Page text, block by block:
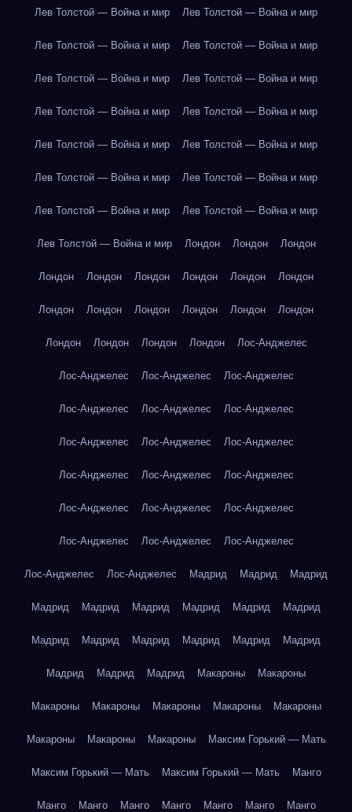
Лев Толстой — Война и мир Лев Толстой — Война и мир
Лев Толстой — Война и мир Лев Толстой — Война и мир
Лев Толстой — Война и мир Лев Толстой — Война и мир
Лев Толстой — Война и мир Лев Толстой — Война и мир
Лев Толстой — Война и мир Лев Толстой — Война и мир
Лев Толстой — Война и мир Лев Толстой — Война и мир
Лев Толстой — Война и мир Лев Толстой — Война и мир
Лев Толстой — Война и мир Лондон Лондон Лондон
Лондон Лондон Лондон Лондон Лондон Лондон
Лондон Лондон Лондон Лондон Лондон Лондон
Лондон Лондон Лондон Лондон Лос-Анджелес
Лос-Анджелес Лос-Анджелес Лос-Анджелес
Лос-Анджелес Лос-Анджелес Лос-Анджелес
Лос-Анджелес Лос-Анджелес Лос-Анджелес
Лос-Анджелес Лос-Анджелес Лос-Анджелес
Лос-Анджелес Лос-Анджелес Лос-Анджелес
Лос-Анджелес Лос-Анджелес Лос-Анджелес
Лос-Анджелес Лос-Анджелес Мадрид Мадрид Мадрид
Мадрид Мадрид Мадрид Мадрид Мадрид Мадрид
Мадрид Мадрид Мадрид Мадрид Мадрид Мадрид
Мадрид Мадрид Мадрид Макароны Макароны
Макароны Макароны Макароны Макароны Макароны
Макароны Макароны Макароны Максим Горький — Мать
Максим Горький — Мать Максим Горький — Мать Манго
Манго Манго Манго Манго Манго Манго Манго